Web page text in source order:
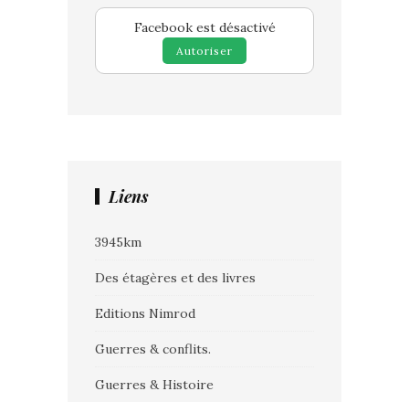
Facebook est désactivé
Autoriser
Liens
3945km
Des étagères et des livres
Editions Nimrod
Guerres & conflits.
Guerres & Histoire